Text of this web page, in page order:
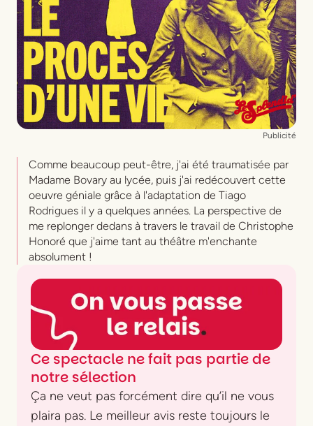
Collaboration à la vidéo
Jad Makki
Avec
Harrison Arévalo, Jean-Charles Clichet,
Julien Honoré, Davide Rao, Stéphane Roger,
Ludivine Sagnier, Marlène Saldana
Publicité
Comme beaucoup peut-être, j'ai été traumatisée par
Madame Bovary au lycée, puis j'ai redécouvert cette
oeuvre géniale grâce à l'adaptation de Tiago
Rodrigues il y a quelques années. La perspective de
me replonger dedans à travers le travail de Christophe
Honoré que j'aime tant au théâtre m'enchante
absolument !
Ce spectacle ne fait pas partie de
notre sélection
Ça ne veut pas forcément dire qu’il ne vous
plaira pas. Le meilleur avis reste toujours le